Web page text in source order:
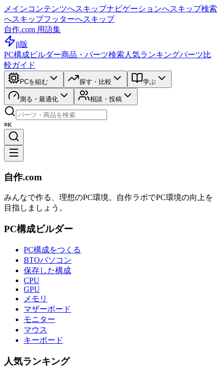
メインコンテンツへスキップナビゲーションへスキップ検索
へスキップフッターへスキップ
自作.com 用語集
β版
PC構成ビルダー商品・パーツ検索 人気ランキングパーツ比
較ガイド
PCを組む 探す・比較 学ぶ
測る・最適化 相談・投稿
⌘K
自作.com
みんなで作る、理想のPC環境。 自作ラボでPC環境の向上を
目指しましょう。
PC構成ビルダー
PC構成をつくる
BTOパソコン
保存した構成
CPU
GPU
メモリ
マザーボード
モニター
マウス
キーボード
人気ランキング